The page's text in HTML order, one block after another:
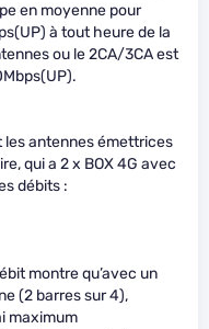
en moyenne pour
à tout heure de la
ou le 2CA/3CA est
les antennes émettrices
qui a 2 x BOX 4G avec
débits :
montre qu’avec un
(2 barres sur 4),
maximum